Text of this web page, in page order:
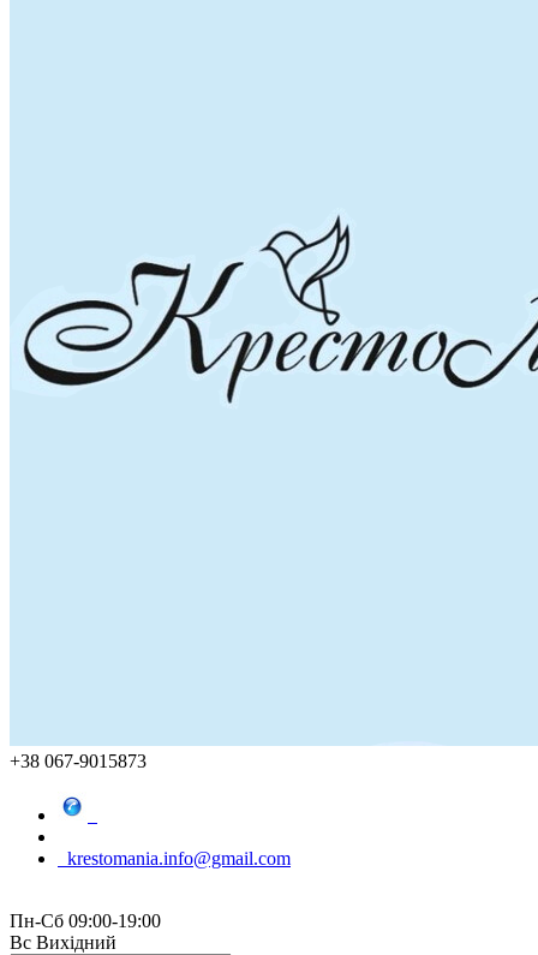
+38 067-9015873
krestomania.info@gmail.com
Пн-Сб 09:00-19:00
Вс Вихідний